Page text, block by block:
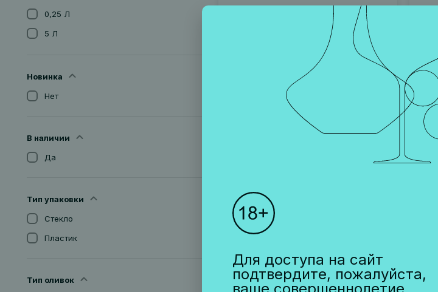
0,25 Л
5 Л
Новинка
Нет
В наличии
Да
Тип упаковки
Стекло
Пластик
Тип оливок
Артикул 000063
МАСЛО ОЛИВКОВОЕ БАРО
ДЕ АЛБИ
1 200 ₽
Для доступа на сайт
подтвердите, пожалуйста,